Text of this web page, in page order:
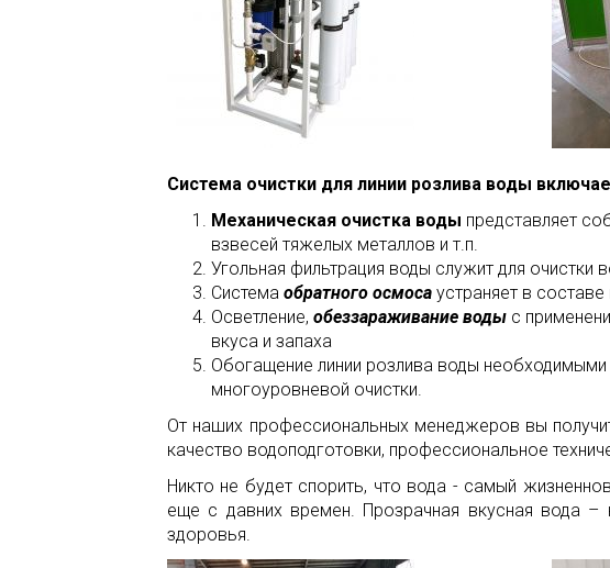
Система очистки для линии розлива воды
Механическая очистка воды представляет
взвесей тяжелых металлов и т.п.
Угольная фильтрация воды служит для очистки
Система обратного осмоса устраняет в
Осветление, обеззараживание воды с
вкуса и запаха
Обогащение линии розлива воды
многоуровневой очистки.
От наших профессиональных менеджеров вы
качество водоподготовки, профессиональное
Никто не будет спорить, что вода - самый
еще с давних времен. Прозрачная вкусная вода –
здоровья.